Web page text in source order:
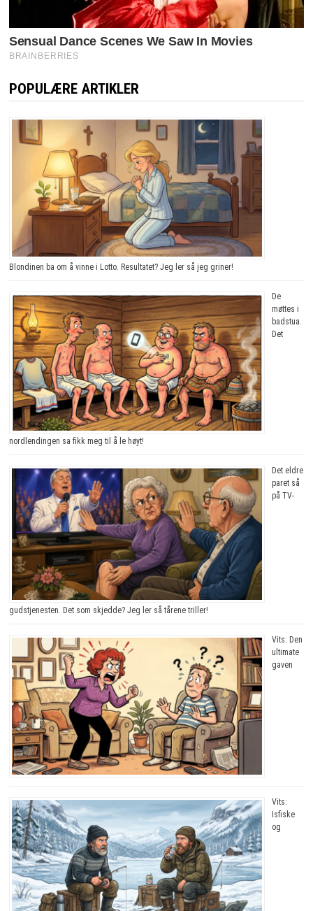
POPULÆRE ARTIKLER
Blondinen ba om å vinne i Lotto. Resultatet? Jeg ler så jeg griner!
De
møttes i
badstua.
Det
nordlendingen sa fikk meg til å le høyt!
Det eldre
paret så
på TV-
gudstjenesten. Det som skjedde? Jeg ler så tårene triller!
Vits: Den
ultimate
gaven
Vits:
Isfiske
og